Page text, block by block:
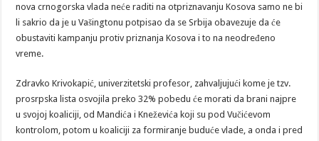
nova crnogorska vlada neće raditi na otpriznavanju Kosova samo ne bi
li sakrio da je u Vašingtonu potpisao da se Srbija obavezuje da će
obustaviti kampanju protiv priznanja Kosova i to na neodređeno
vreme.
Zdravko Krivokapić, univerzitetski profesor, zahvaljujući kome je tzv.
prosrpska lista osvojila preko 32% pobedu će morati da brani najpre
u svojoj koaliciji, od Mandića i Kneževića koji su pod Vučićevom
kontrolom, potom u koaliciji za formiranje buduće vlade, a onda i pred